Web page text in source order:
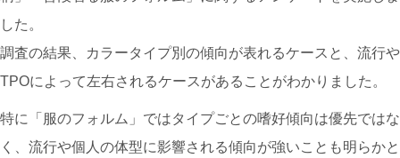
した。
調査の結果、カラータイプ別の傾向が表れるケースと、流行や
TPOによって左右されるケースがあることがわかりました。
特に「服のフォルム」ではタイプごとの嗜好傾向は優先ではな
く、流行や個人の体型に影響される傾向が強いことも明らかと